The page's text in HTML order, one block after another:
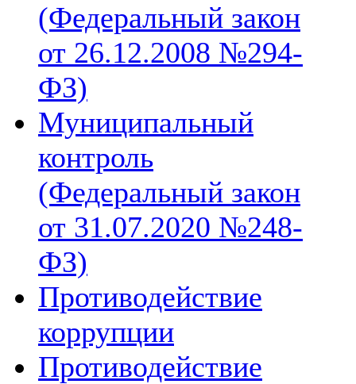
(Федеральный закон
от 26.12.2008 №294-
ФЗ)
Муниципальный
контроль
(Федеральный закон
от 31.07.2020 №248-
ФЗ)
Противодействие
коррупции
Противодействие